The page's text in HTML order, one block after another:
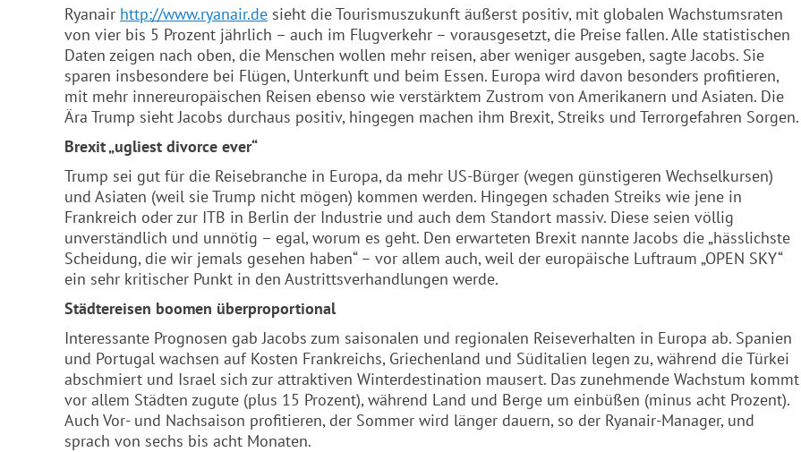
Ryanair http://www.ryanair.de sieht die Tourismuszukunft äußerst positiv, mit globalen Wachstumsraten
von vier bis 5 Prozent jährlich – auch im Flugverkehr – vorausgesetzt, die Preise fallen. Alle statistischen
Daten zeigen nach oben, die Menschen wollen mehr reisen, aber weniger ausgeben, sagte Jacobs. Sie
sparen insbesondere bei Flügen, Unterkunft und beim Essen. Europa wird davon besonders profitieren,
mit mehr innereuropäischen Reisen ebenso wie verstärktem Zustrom von Amerikanern und Asiaten. Die
Ära Trump sieht Jacobs durchaus positiv, hingegen machen ihm Brexit, Streiks und Terrorgefahren Sorgen.
Brexit „ugliest divorce ever“
Trump sei gut für die Reisebranche in Europa, da mehr US-Bürger (wegen günstigeren Wechselkursen)
und Asiaten (weil sie Trump nicht mögen) kommen werden. Hingegen schaden Streiks wie jene in
Frankreich oder zur ITB in Berlin der Industrie und auch dem Standort massiv. Diese seien völlig
unverständlich und unnötig – egal, worum es geht. Den erwarteten Brexit nannte Jacobs die „hässlichste
Scheidung, die wir jemals gesehen haben“ – vor allem auch, weil der europäische Luftraum „OPEN SKY“
ein sehr kritischer Punkt in den Austrittsverhandlungen werde.
Städtereisen boomen überproportional
Interessante Prognosen gab Jacobs zum saisonalen und regionalen Reiseverhalten in Europa ab. Spanien
und Portugal wachsen auf Kosten Frankreichs, Griechenland und Süditalien legen zu, während die Türkei
abschmiert und Israel sich zur attraktiven Winterdestination mausert. Das zunehmende Wachstum kommt
vor allem Städten zugute (plus 15 Prozent), während Land und Berge um einbüßen (minus acht Prozent).
Auch Vor- und Nachsaison profitieren, der Sommer wird länger dauern, so der Ryanair-Manager, und
sprach von sechs bis acht Monaten.